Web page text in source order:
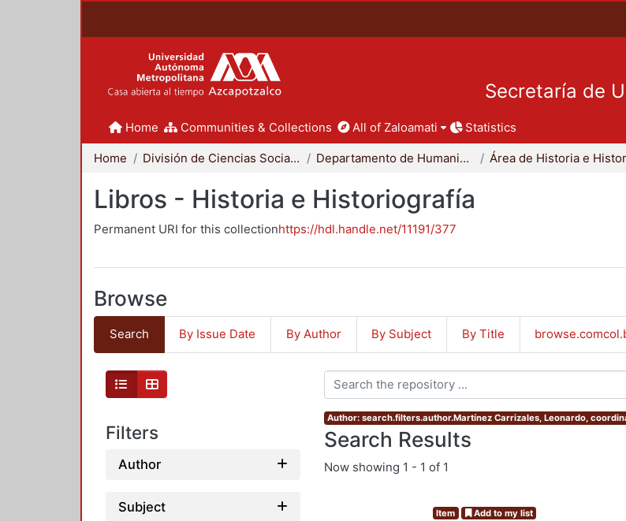
Secretaría de
Home Communities & Collections All of Zaloamati Statistics
Home División de Ciencias Sociales y Humanidades Departamento de Humanidades
Libros - Historia e Historiografía
Permanent URI for this collectionhttps://hdl.handle.net/11191/377
Browse
Search By Issue Date By Author By Subject By Title
Filters
Author
Subject
Author: search.filters.author.Martínez Carrizales, Leonardo,
Search Results
Now showing 1 - 1 of 1
Item Add to my list